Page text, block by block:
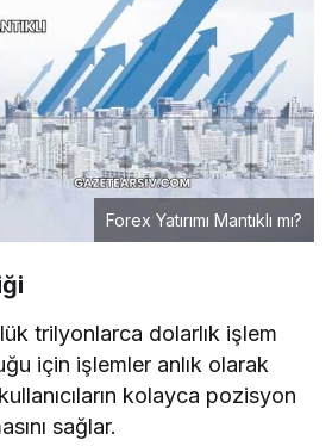
Forex Yatırımı Mantıklı mı?
trilyonlarca dolarlık işlem
için işlemler anlık olarak
kolayca pozisyon
sağlar.